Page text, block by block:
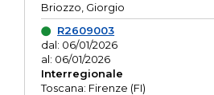
Briozzo, Giorgio
R2609003
dal: 06/01/2026
al: 06/01/2026
Interregionale
Toscana: Firenze (FI)